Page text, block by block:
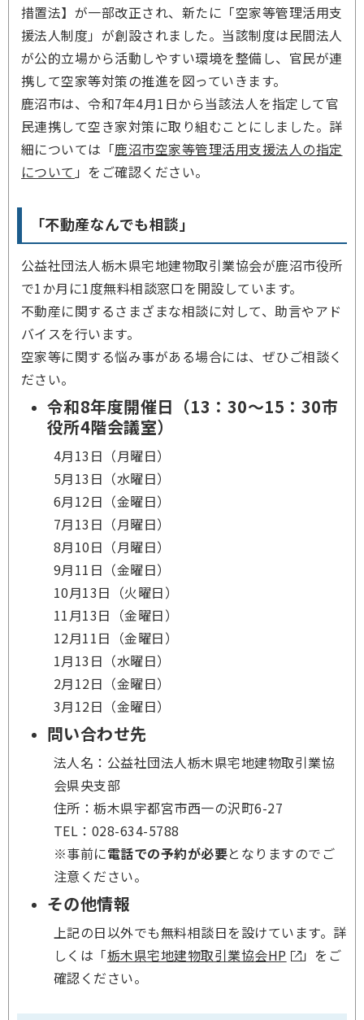
措置法】が一部改正され、新たに「空家等管理活用支
援法人制度」が創設されました。当該制度は民間法人
が公的立場から活動しやすい環境を整備し、官民が連
携して空家等対策の推進を図っていきます。
鹿沼市は、令和7年4月1日から当該法人を指定して官
民連携して空き家対策に取り組むことにしました。詳
細については「鹿沼市空家等管理活用支援法人の指定
について 」をご確認ください。
「不動産なんでも相談」
公益社団法人栃木県宅地建物取引業協会が鹿沼市役所
で1か月に1度無料相談窓口を開設しています。
不動産に関するさまざまな相談に対して、助言やアド
バイスを行います。
空家等に関する悩み事がある場合には、ぜひご相談く
ださい。
令和8年度開催日（13：30～15：30市
役所4階会議室）
4月13日（月曜日）
5月13日（水曜日）
6月12日（金曜日）
7月13日（月曜日）
8月10日（月曜日）
9月11日（金曜日）
10月13日（火曜日）
11月13日（金曜日）
12月11日（金曜日）
1月13日（水曜日）
2月12日（金曜日）
3月12日（金曜日）
問い合わせ先
法人名：公益社団法人栃木県宅地建物取引業協
会県央支部
住所：栃木県宇都宮市西一の沢町6-27
TEL：028-634-5788
※事前に電話での予約が必要となりますのでご
注意ください。
その他情報
上記の日以外でも無料相談日を設けています。詳
しくは「栃木県宅地建物取引業協会HP
」をご
確認ください。